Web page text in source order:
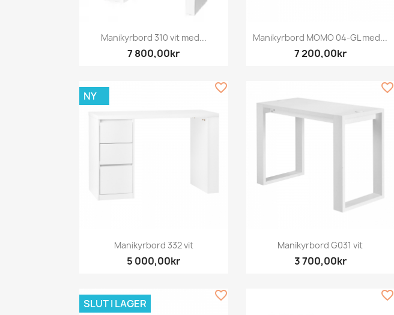
Snabbvy
Manikyrbord 310 vit med...
7 800,00kr
 Snabbvy
Manikyrbord MOMO 04-GL med...
7 200,00kr
Snabbvy
Manikyrbord 332 vit
5 000,00kr
NY
favorite_border
Snabbvy
Manikyrbord G031 vit
3 700,00kr
favorite_border
SLUT I LAGER
favorite_border favorite_border